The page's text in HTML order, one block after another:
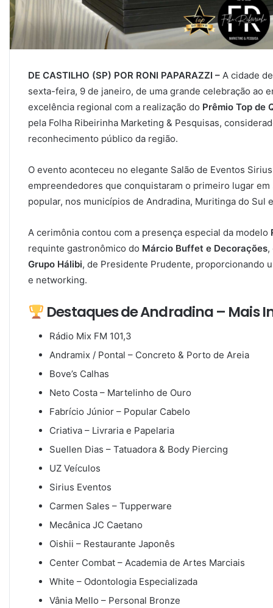
DE CASTILHO (SP) POR RONI PAPARAZZI – A cidade
sexta-feira, 9 de janeiro, de uma grande celebração ao
excelência regional com a realização do Prêmio Top de
pela Folha Ribeirinha Marketing & Pesquisas,
reconhecimento público da região.
O evento aconteceu no elegante Salão de Eventos
empreendedores que conquistaram o primeiro lugar
popular, nos municípios de Andradina, Muritinga do Sul
A cerimônia contou com a presença especial da modelo
requinte gastronômico do Márcio Buffet e Decorações,
Grupo Hálibi, de Presidente Prudente, proporcionando
e networking.
Destaques de Andradina – Mais
Rádio Mix FM 101,3
Andramix / Pontal – Concreto & Porto de Areia
Bove’s Calhas
Neto Costa – Martelinho de Ouro
Fabrício Júnior – Popular Cabelo
Criativa – Livraria e Papelaria
Suellen Dias – Tatuadora & Body Piercing
UZ Veículos
Sirius Eventos
Carmen Sales – Tupperware
Mecânica JC Caetano
Oishii – Restaurante Japonês
Center Combat – Academia de Artes Marciais
White – Odontologia Especializada
Vânia Mello – Personal Bronze